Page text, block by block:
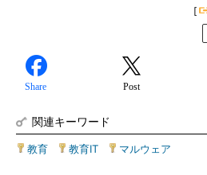
[
Share Post
関連キーワード
教育 教育IT マルウェア